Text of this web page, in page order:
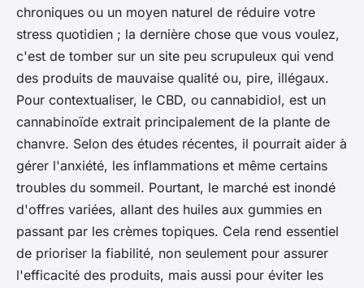
chroniques ou un moyen naturel de réduire votre
stress quotidien ; la dernière chose que vous voulez,
c'est de tomber sur un site peu scrupuleux qui vend
des produits de mauvaise qualité ou, pire, illégaux.
Pour contextualiser, le CBD, ou cannabidiol, est un
cannabinoïde extrait principalement de la plante de
chanvre. Selon des études récentes, il pourrait aider à
gérer l'anxiété, les inflammations et même certains
troubles du sommeil. Pourtant, le marché est inondé
d'offres variées, allant des huiles aux gummies en
passant par les crèmes topiques. Cela rend essentiel
de prioriser la fiabilité, non seulement pour assurer
l'efficacité des produits, mais aussi pour éviter les